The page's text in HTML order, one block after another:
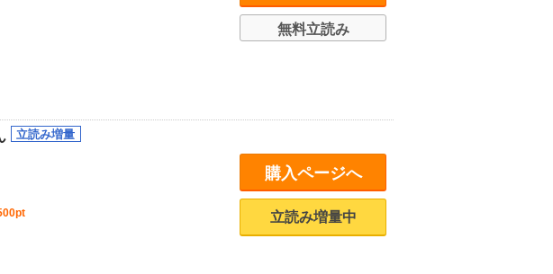
無料立読み
購入ページへ
立読み増量中